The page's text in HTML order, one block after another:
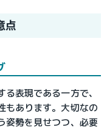
点
表現である一方で、
もあります。大切なの
姿勢を見せつつ、必要